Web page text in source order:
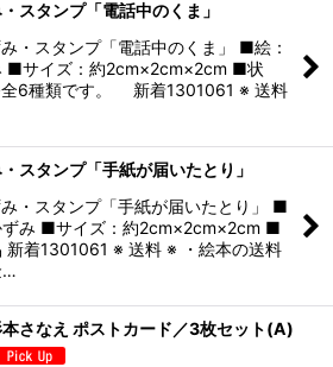
スタンプ「電話中のくま」
・スタンプ「電話中のくま」 ■絵：
■サイズ：約2cm×2cm×2cm ■状
全6種類です。 新着1301061 ※ 送料
スタンプ「手紙が届いたとり」
・スタンプ「手紙が届いたとり」 ■
ずみ ■サイズ：約2cm×2cm×2cm ■
新着1301061 ※ 送料 ※ ・絵本の送料
…
本さなえ ポストカード／3枚セット(A)